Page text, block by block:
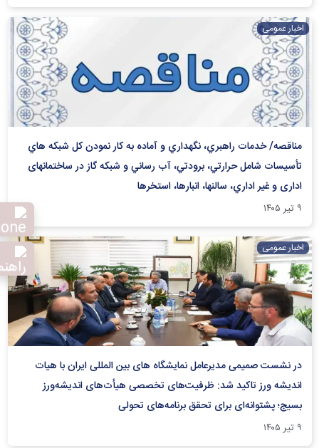
اخبار عمومی
مناقصه/ خدمات راهبري، نگهداري و آماده به کار نمودن كل شبکه هاي
تأسيسات شامل حرارتي، برودتي، آب رساني و شبكه گاز در ساختمانهای
اداری و غير اداري، سالنها، انبارها، استخرها
۹ تیر ۱۴۰۵
اخبار عمومی
در نشست صمیمی مدیرعامل نمایشگاه های بین المللی ایران با هیات
اندیشه ورز تاکید شد: ظرفیت‌های تخصصی هیأت‌های اندیشه‌ورز
بسیج؛ پشتوانه‌ای برای تحقق برنامه‌های تحولی
۹ تیر ۱۴۰۵